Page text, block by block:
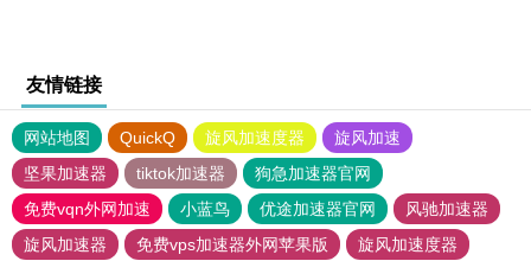
友情链接
网站地图 QuickQ 旋风加速度器
旋风加速
坚果加速器
tiktok加速器
狗急加速器官网
免费vqn外网加速
小蓝鸟 优途加速器官网
风驰加速器
旋风加速器
免费vps加速器外网苹果版
旋风加速度器